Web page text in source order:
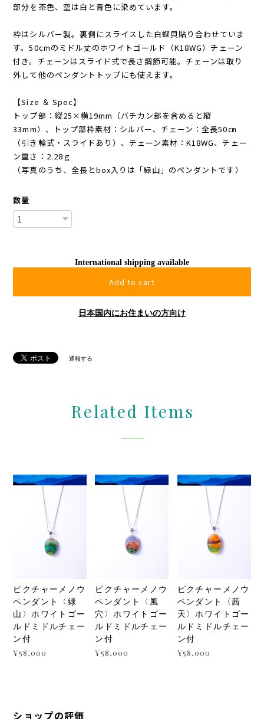
部分を茶色、空は白と青色に染めています。
枠はシルバー製。裏側にスライスした白蝶貝貼り合わせていま
す。50cmのミドル丈のホワイトゴールド（K18WG）チェーン
付き。チェーンはスライド式で長さ調節可能。チェーンは取り
外して他のペンダントトップにも使えます。
【Size ＆ Spec】
トップ部：縦25×横19mm（バチカン部を含めると縦
33mm）、トップ部枠素材：シルバー、チェーン：全長50㎝
（引き輪式・スライドあり）、チェーン素材：K18WG、チェー
ン重さ：2.28ｇ
（写真のうち、全長とbox入りは「緑山」のペンダントです）
数量
International shipping available
Add to cart
日本国内にお住まいの方向け
通報する
Related Items
ピクチャーメノウ
ペンダント〈緑
山〉ホワイトゴー
ルドミドルチェー
ン付
¥58,000
ピクチャーメノウ
ペンダント〈風
穴〉ホワイトゴー
ルドミドルチェー
ン付
¥58,000
ピクチャーメノウ
ペンダント〈茜
天〉ホワイトゴー
ルドミドルチェー
ン付
¥58,000
ショップの評価